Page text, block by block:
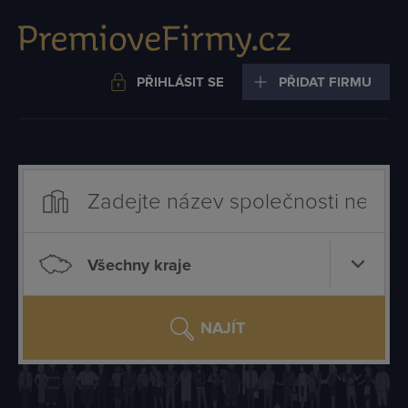
PŘIHLÁSIT SE PŘIDAT FIRMU
Všechny kraje
NAJÍT